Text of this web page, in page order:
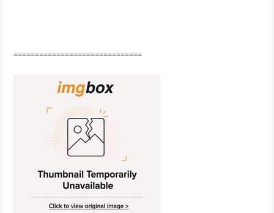
==============================